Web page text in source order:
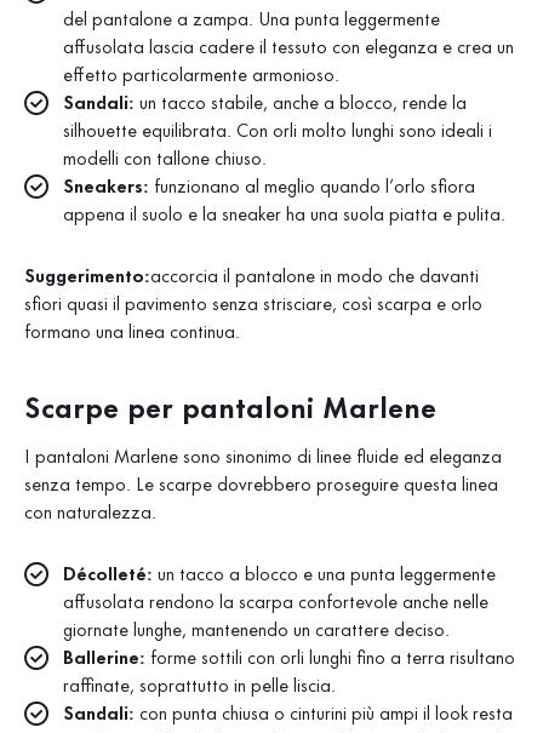
del pantalone a zampa. Una punta leggermente
affusolata lascia cadere il tessuto con eleganza e crea un
effetto particolarmente armonioso.
Sandali: un tacco stabile, anche a blocco, rende la
silhouette equilibrata. Con orli molto lunghi sono ideali i
modelli con tallone chiuso.
Sneakers: funzionano al meglio quando l’orlo sfiora
appena il suolo e la sneaker ha una suola piatta e pulita.
Suggerimento:accorcia il pantalone in modo che davanti
sfiori quasi il pavimento senza strisciare, così scarpa e orlo
formano una linea continua.
Scarpe per pantaloni Marlene
I pantaloni Marlene sono sinonimo di linee fluide ed eleganza
senza tempo. Le scarpe dovrebbero proseguire questa linea
con naturalezza.
Décolleté: un tacco a blocco e una punta leggermente
affusolata rendono la scarpa confortevole anche nelle
giornate lunghe, mantenendo un carattere deciso.
Ballerine: forme sottili con orli lunghi fino a terra risultano
raffinate, soprattutto in pelle liscia.
Sandali: con punta chiusa o cinturini più ampi il look resta